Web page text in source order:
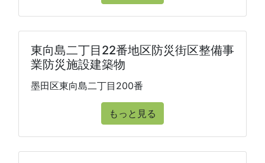
東向島二丁目22番地区防災街区整備事
業防災施設建築物
墨田区東向島二丁目200番
もっと見る